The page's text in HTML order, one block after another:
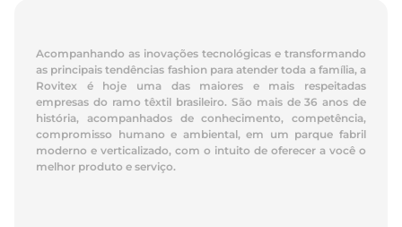
Acompanhando as inovações tecnológicas e transformando
as principais tendências fashion para atender toda a família, a
Rovitex é hoje uma das maiores e mais respeitadas
empresas do ramo têxtil brasileiro. São mais de 36 anos de
história, acompanhados de conhecimento, competência,
compromisso humano e ambiental, em um parque fabril
moderno e verticalizado, com o intuito de oferecer a você o
melhor produto e serviço.